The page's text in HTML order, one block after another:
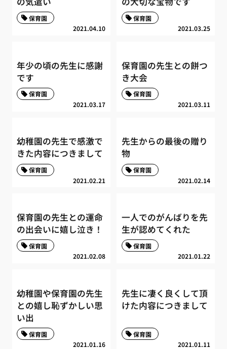
2021.04.10
保育園
2021.03.25
保育園
年少の頃の先生に感謝
です
2021.03.17
保育園
保育園の先生との餅つ
き大会
2021.03.11
保育園
幼稚園の先生で感激で
きた内容につきまして
2021.02.21
保育園
先生からの最後の贈り
物
2021.02.14
保育園
保育園の先生との運命
の出会いに嬉し泣き！
2021.02.08
保育園
一人でのがんばりを先
生が認めてくれた
2021.01.22
保育園
幼稚園や保育園の先生
との嬉し恥ずかしい思
い出
2021.01.16
保育園
先生に凄く良くして頂
けた内容につきまして
2021.01.11
保育園